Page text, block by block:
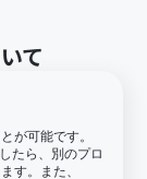
て
が可能です。
たら、別のプロ
す。また、